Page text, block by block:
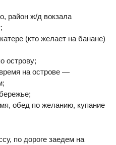
район ж/д вокзала
(кто желает на банане)
острову;
на острове —
обед по желанию, купание
по дороге заедем на